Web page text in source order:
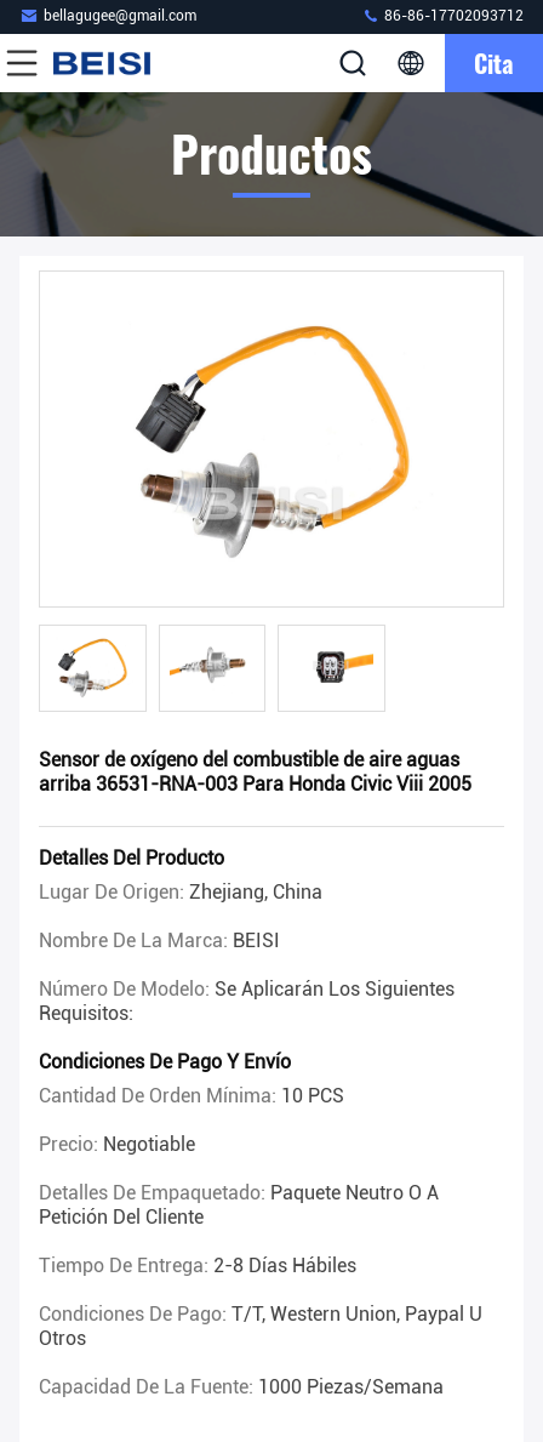
bellagugee@gmail.com 86-86-17702093712
Cita
Productos
Sensor de oxígeno del combustible de aire aguas
arriba 36531-RNA-003 Para Honda Civic Viii 2005
Detalles Del Producto
Lugar De Origen: Zhejiang, China
Nombre De La Marca: BEISI
Número De Modelo: Se Aplicarán Los Siguientes
Requisitos:
Condiciones De Pago Y Envío
Cantidad De Orden Mínima: 10 PCS
Precio: Negotiable
Detalles De Empaquetado: Paquete Neutro O A
Petición Del Cliente
Tiempo De Entrega: 2-8 Días Hábiles
Condiciones De Pago: T/T, Western Union, Paypal U
Otros
Capacidad De La Fuente: 1000 Piezas/semana